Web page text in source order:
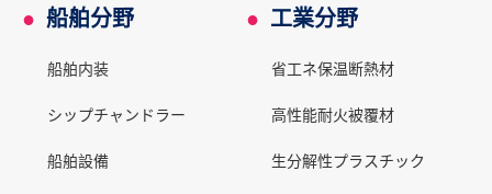
● 船舶分野
船舶内装
シップチャンドラー
船舶設備
● 工業分野
省工ネ保温断熱材
高性能耐火被覆材
生分解性プラスチック